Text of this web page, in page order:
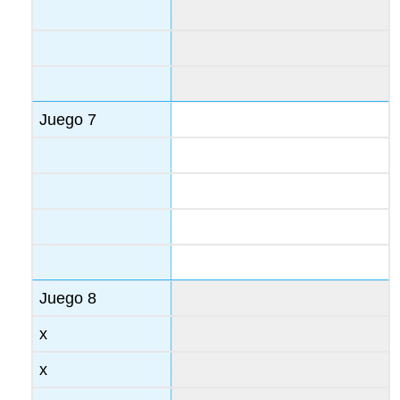
Juego 7
Juego 8
x
x